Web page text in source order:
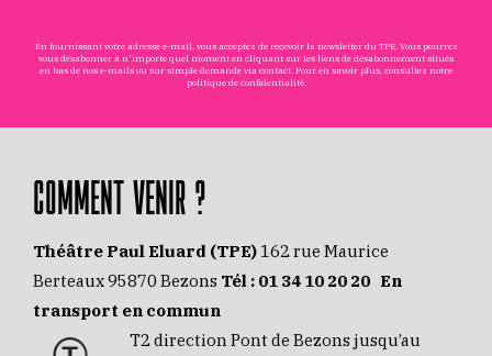
En fournissant votre adresse e-mail, vous acceptez de recevoir la newsletter du TPE. Vous pourrez
vous désabonner à n'importe quel moment en cliquant sur les liens de désabonnement situés
en bas de nos e-mails ou sur simple demande via contact. Pour en savoir plus, consultez notre
politique de confidentialité.
COMMENT VENIR ?
Théâtre Paul Eluard (TPE) 162 rue Maurice
Berteaux 95870 Bezons Tél : 01 34 10 20 20 En
transport en commun
T2 direction Pont de Bezons jusqu’au